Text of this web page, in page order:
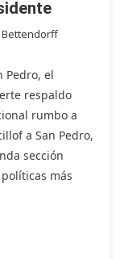
Pedro, el
respaldo
rumbo a
a San Pedro,
sección
más